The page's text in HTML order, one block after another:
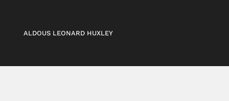
ALDOUS LEONARD HUXLEY